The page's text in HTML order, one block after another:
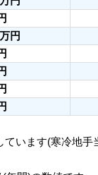
円
ています(寒冷地